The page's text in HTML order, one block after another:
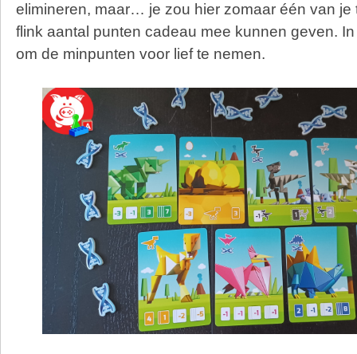
elimineren, maar… je zou hier zomaar één van je
flink aantal punten cadeau mee kunnen geven.
om de minpunten voor lief te nemen.